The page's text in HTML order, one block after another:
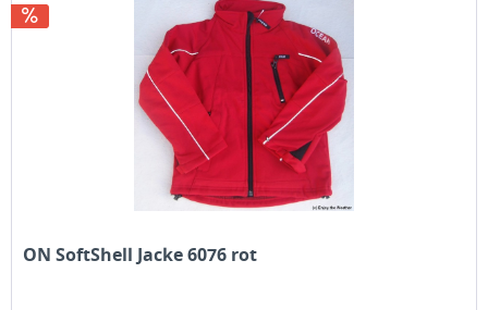
ON SoftShell Jacke 6076 rot